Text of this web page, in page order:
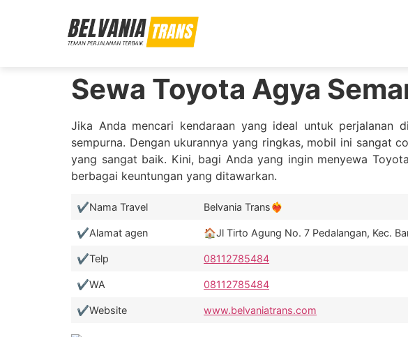
Sewa Toyota Agya
Jika Anda mencari kendaraan yang ideal untuk
sempurna. Dengan ukurannya yang ringkas, mobil ini sangat
yang sangat baik. Kini, bagi Anda yang ingin menyewa
berbagai keuntungan yang ditawarkan.
✔️Nama Travel Belvania Trans❤️‍🔥
✔️Alamat agen 🏠Jl Tirto Agung No. 7 Pedalangan, Kec.
✔️Telp 08112785484
✔️WA 08112785484
✔️Website www.belvaniatrans.com